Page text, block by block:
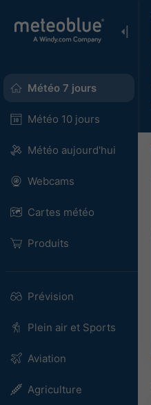
Météo 7 jours
Météo 10 jours
Météo aujourd'hui
Webcams
Cartes météo
Produits
Prévision
Plein air et Sports
Aviation
Agriculture